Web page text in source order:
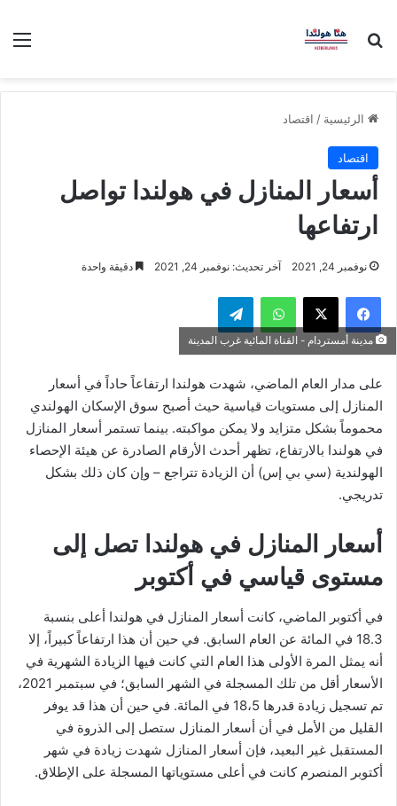
بحث عن
الرئيسية / اقتصاد
اقتصاد
أسعار المنازل في هولندا تواصل
ارتفاعها
نوفمبر 24, 2021 آخر تحديث: نوفمبر 24, 2021 دقيقة واحدة
فيسبوك ‫X واتساب تيلقرام
مدينة أمستردام - القناة المائية غرب المدينة
على مدار العام الماضي، شهدت هولندا ارتفاعاً حاداً في أسعار
المنازل إلى مستويات قياسية حيث أصبح سوق الإسكان الهولندي
محموماً بشكل متزايد ولا يمكن مواكبته. بينما تستمر أسعار المنازل
في هولندا بالارتفاع، تظهر أحدث الأرقام الصادرة عن هيئة الإحصاء
الهولندية (سي بي إس) أن الزيادة تتراجع – وإن كان ذلك بشكل
تدريجي.
أسعار المنازل في هولندا تصل إلى
مستوى قياسي في أكتوبر
في أكتوبر الماضي، كانت أسعار المنازل في هولندا أعلى بنسبة
18.3 في المائة عن العام السابق. في حين أن هذا ارتفاعاً كبيراً، إلا
أنه يمثل المرة الأولى هذا العام التي كانت فيها الزيادة الشهرية في
الأسعار أقل من تلك المسجلة في الشهر السابق؛ في سبتمبر 2021،
تم تسجيل زيادة قدرها 18،5 في المائة. في حين أن هذا قد يوفر
القليل من الأمل في أن أسعار المنازل ستصل إلى الذروة في
المستقبل غير البعيد، فإن أسعار المنازل شهدت زيادة في شهر
أكتوبر المنصرم كانت في أعلى مستوياتها المسجلة على الإطلاق.